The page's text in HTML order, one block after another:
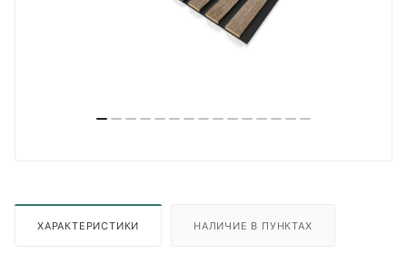
ХАРАКТЕРИСТИКИ НАЛИЧИЕ В ПУНКТАХ